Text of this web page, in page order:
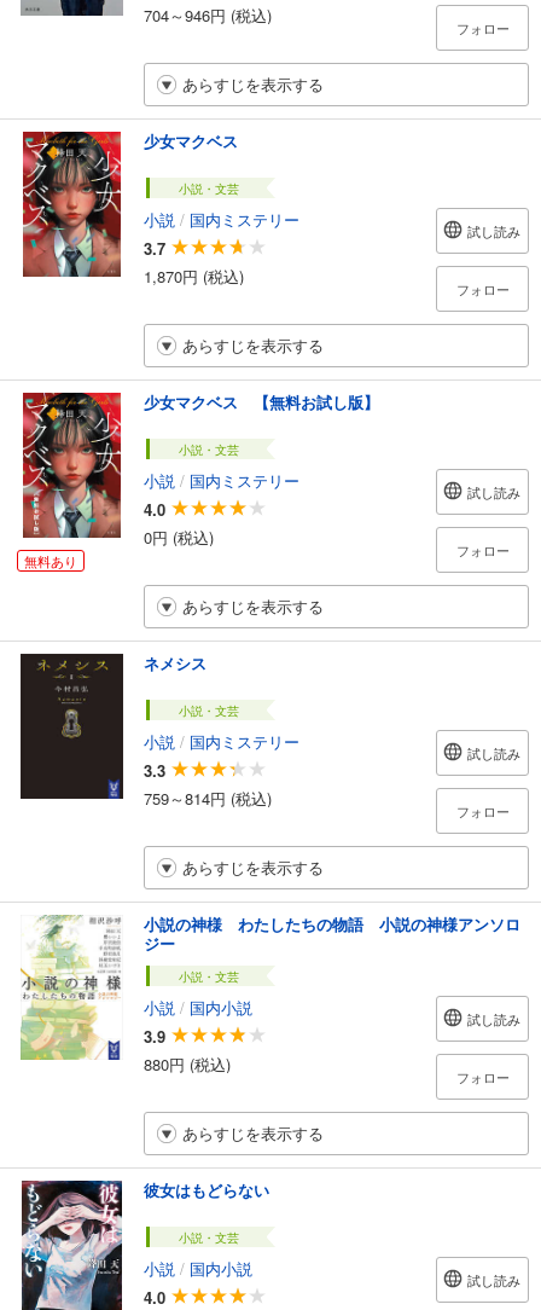
704～946円 (税込)
フォロー
あらすじを表示する
少女マクベス
小説・文芸
小説 / 国内ミステリー
3.7
1,870円 (税込)
試し読み
フォロー
あらすじを表示する
無料あり
少女マクベス 【無料お試し版】
小説・文芸
小説 / 国内ミステリー
4.0
0円 (税込)
試し読み
フォロー
あらすじを表示する
ネメシス
小説・文芸
小説 / 国内ミステリー
3.3
759～814円 (税込)
試し読み
フォロー
あらすじを表示する
小説の神様 わたしたちの物語 小説の神様アンソロ
ジー
小説・文芸
小説 / 国内小説
3.9
880円 (税込)
試し読み
フォロー
あらすじを表示する
彼女はもどらない
小説・文芸
小説 / 国内小説
4.0
試し読み